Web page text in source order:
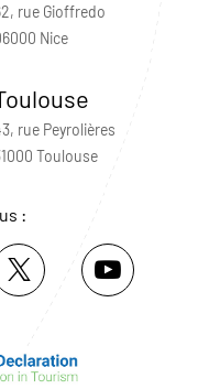
rue Gioffredo
Nice
rue Peyrolières
Toulouse
: